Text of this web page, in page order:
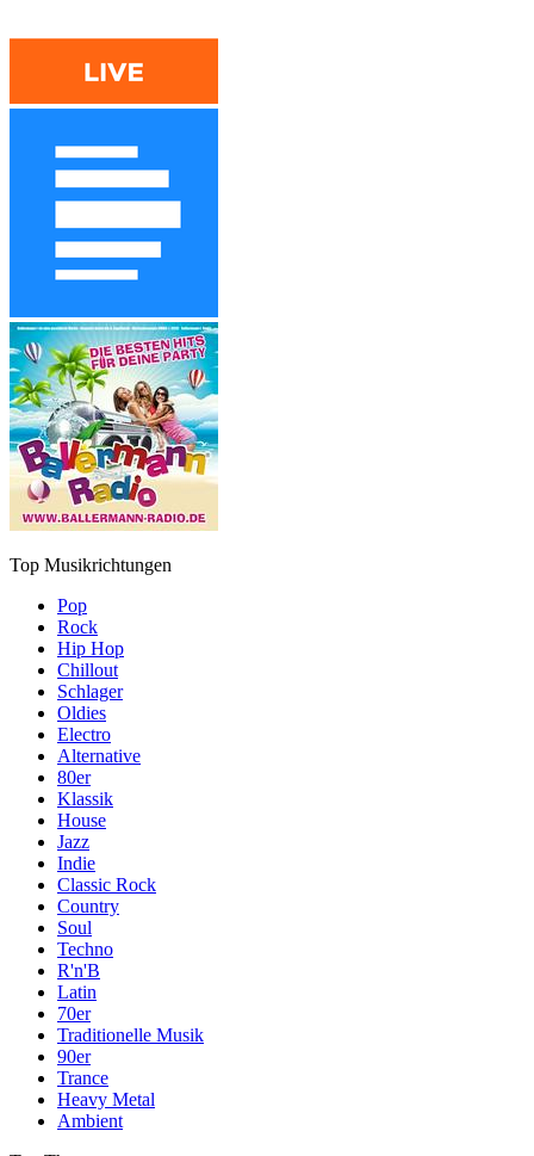
Top Musikrichtungen
Pop
Rock
Hip Hop
Chillout
Schlager
Oldies
Electro
Alternative
80er
Klassik
House
Jazz
Indie
Classic Rock
Country
Soul
Techno
R'n'B
Latin
70er
Traditionelle Musik
90er
Trance
Heavy Metal
Ambient